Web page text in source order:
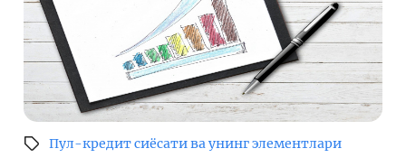
Пул-кредит сиёсати ва унинг элементлари